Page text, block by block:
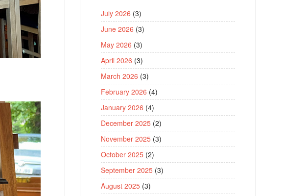
July 2026 (3)
June 2026 (3)
May 2026 (3)
April 2026 (3)
March 2026 (3)
February 2026 (4)
January 2026 (4)
December 2025 (2)
November 2025 (3)
October 2025 (2)
September 2025 (3)
August 2025 (3)